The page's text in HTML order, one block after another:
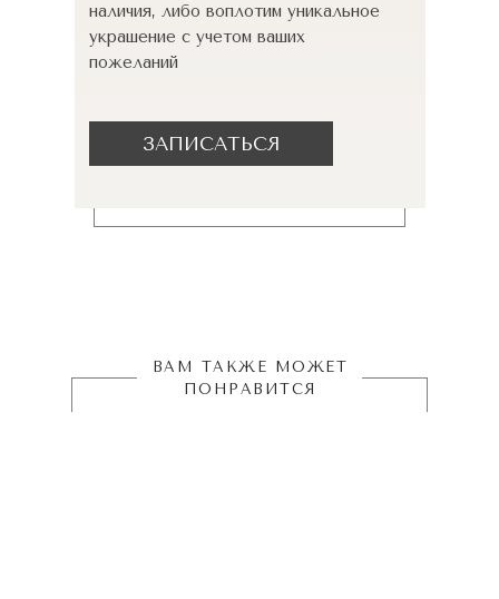
наличия, либо воплотим уникальное
украшение с учетом ваших
пожеланий
ЗАПИСАТЬСЯ
ВАМ ТАКЖЕ МОЖЕТ
ПОНРАВИТСЯ